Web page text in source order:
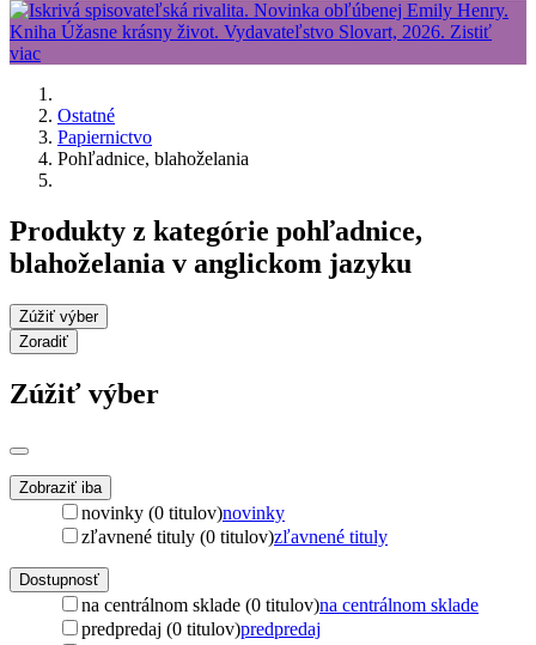
Ostatné
Papiernictvo
Pohľadnice, blahoželania
Produkty z kategórie pohľadnice,
blahoželania v anglickom jazyku
Zúžiť výber
Zoradiť
Zúžiť výber
Zobraziť iba
novinky (0 titulov)novinky
zľavnené tituly (0 titulov)zľavnené tituly
Dostupnosť
na centrálnom sklade (0 titulov)na centrálnom sklade
predpredaj (0 titulov)predpredaj